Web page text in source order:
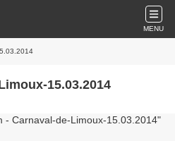
MENU
15.03.2014